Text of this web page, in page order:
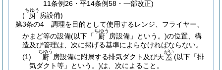
11条例26・平14条例58・一部改正)
(
厨
ちゆう
房設備)
第3条の4
調理を目的として使用するレンジ、フライヤー、
かまど等の設備(以下「 厨
ちゆう
房設備」という。)の位置、構
造及び管理は、次に掲げる基準によらなければならない。
(1)
厨
ちゆう
房設備に附属する排気ダクト及び天 蓋
がい
(以下「排
気ダクト等」という。)は、次によること。